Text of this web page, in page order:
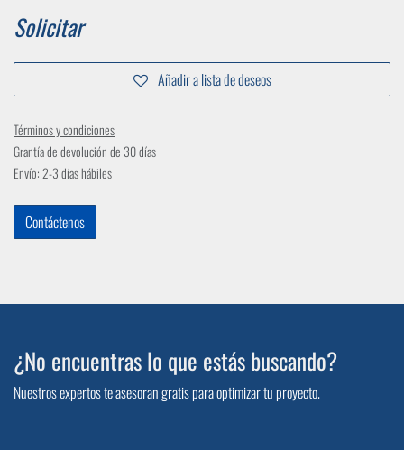
Solicitar
Añadir a lista de deseos
Términos y condiciones
Grantía de devolución de 30 días
Envío: 2-3 días hábiles
Contáctenos
¿No encuentras lo que estás buscando?
Nuestros expertos te asesoran gratis para optimizar tu proyecto.